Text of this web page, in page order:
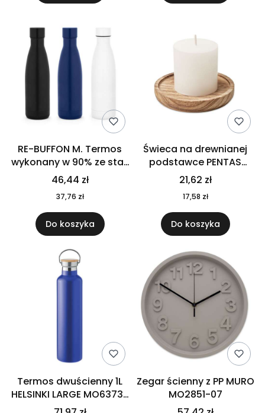
RE-BUFFON M. Termos
wykonany w 90% ze stali
nierdzewnej
pochodzącej z
recyklingu 520 ml 94294
46,44 zł
37,76 zł
Do koszyka
Świeca na drewnianej
podstawce PENTAS
MO6282-40
21,62 zł
17,58 zł
Do koszyka
Termos dwuścienny 1L
HELSINKI LARGE MO6373-
04
Zegar ścienny z PP MURO
MO2851-07